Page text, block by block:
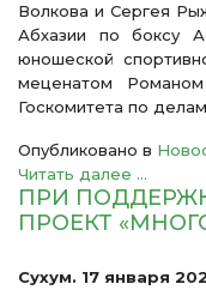
Волкова и Сергея
Абхазии по боксу
юношеской
меценатом
Госкомитета по
Опубликовано в
Читать далее ...
ПРИ
ПРОЕКТ
Сухум. 17 января